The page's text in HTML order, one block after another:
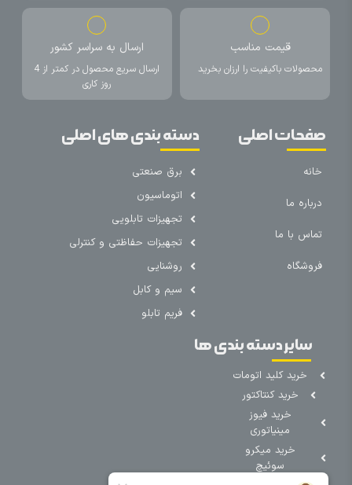
قیمت مناسب
محصولات باکیفیت را ارزان بخرید
ارسال به سراسر کشور
ارسال سریع محصول در کمتر از 4
روز کاری
صفحات اصلی
خانه
درباره ما
تماس با ما
فروشگاه
دسته بندی های اصلی
برق صنعتی
اتوماسیون
تجهیزات تابلویی
تجهیزات حفاظتی و کنترلی
روشنایی
سیم و کابل
فریم تابلو
سایر دسته بندی ها
خرید کلید اتومات
خرید کنتاکتور
خرید فیوز
مینیاتوری
خرید میکرو
سوئیچ